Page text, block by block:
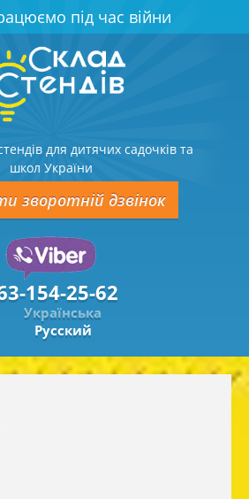
під час війни
для дитячих садочків та
школ України
зворотній дзвінок
154-25-62
Українська
Русский